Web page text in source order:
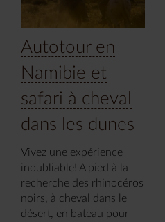
Autotour en
Namibie et
safari à cheval
dans les dunes
Vivez une expérience
inoubliable! A pied à la
recherche des rhinocéros
noirs, à cheval dans le
désert, en bateau pour